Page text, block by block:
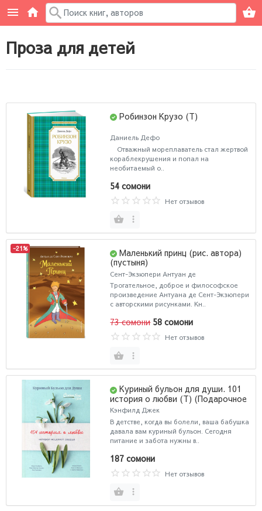
Проза для детей
Робинзон Крузо (Т)
Даниель Дефо
Отважный мореплаватель стал жертвой
кораблекрушения и попал на
необитаемый о..
54 сомони
Нет отзывов
-21%
Маленький принц (рис. автора)
(пустыня)
Сент-Экзюпери Антуан де
Трогательное, доброе и философское
произведение Антуана де Сент-Экзюпери
с авторскими рисунками. Кн..
73 сомони 58 сомони
Нет отзывов
Куриный бульон для души. 101
история о любви (Т) (Подарочное
издание)
Кэнфилд Джек
В детстве, когда вы болели, ваша бабушка
давала вам куриный бульон. Сегодня
питание и забота нужны в..
187 сомони
Нет отзывов